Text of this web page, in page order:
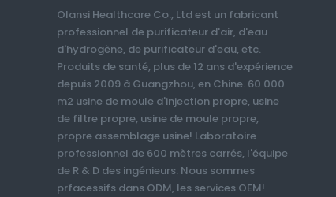
Olansi Healthcare Co., Ltd est un fabricant
professionnel de purificateur d'air, d'eau
d'hydrogène, de purificateur d'eau, etc.
Produits de santé, plus de 12 ans d'expérience
depuis 2009 à Guangzhou, en Chine. 60 000
m2 usine de moule d'injection propre, usine
de filtre propre, usine de moule propre,
propre assemblage usine! Laboratoire
professionnel de 600 mètres carrés, l'équipe
de R & D des ingénieurs. Nous sommes
prfacessifs dans ODM, les services OEM!